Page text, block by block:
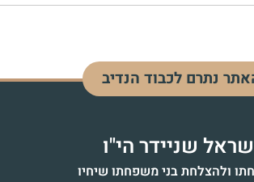
נתרם לכבוד הנדיב
שניידר הי"ו
ולהצלחת בני משפחתו שיחיו